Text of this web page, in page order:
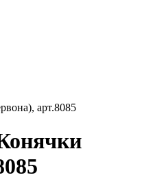
арт.8085